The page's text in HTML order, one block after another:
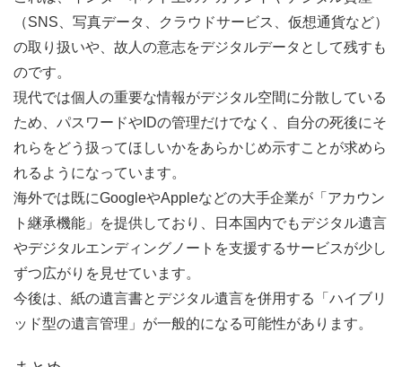
（SNS、写真データ、クラウドサービス、仮想通貨など）
の取り扱いや、故人の意志をデジタルデータとして残すも
のです。
現代では個人の重要な情報がデジタル空間に分散している
ため、パスワードやIDの管理だけでなく、自分の死後にそ
れらをどう扱ってほしいかをあらかじめ示すことが求めら
れるようになっています。
海外では既にGoogleやAppleなどの大手企業が「アカウン
ト継承機能」を提供しており、日本国内でもデジタル遺言
やデジタルエンディングノートを支援するサービスが少し
ずつ広がりを見せています。
今後は、紙の遺言書とデジタル遺言を併用する「ハイブリ
ッド型の遺言管理」が一般的になる可能性があります。